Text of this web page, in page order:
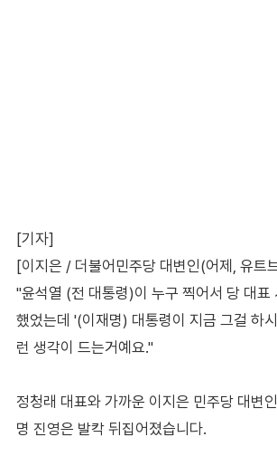
[기자]
[이지은 / 더불어민주당 대변인(어제, 유트
"윤석열 (전 대통령)이 누구 찍어서 당 대표
했었는데 '(이재명) 대통령이 지금 그걸 하
런 생각이 드는거예요."
정청래 대표와 가까운 이지은 민주당 대변
명 진영은 발칵 뒤집어졌습니다.